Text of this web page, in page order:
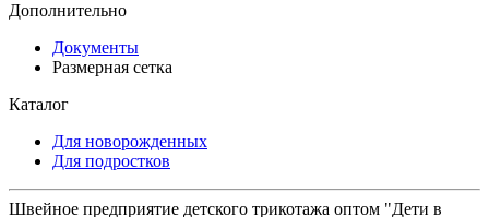
Дополнительно
Документы
Размерная сетка
Каталог
Для новорожденных
Для подростков
Швейное предприятие детского трикотажа оптом "Дети в